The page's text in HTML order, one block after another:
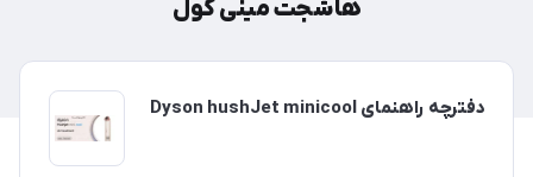
هاشجت مینی کول
دفترچه راهنمای Dyson hushJet minicool